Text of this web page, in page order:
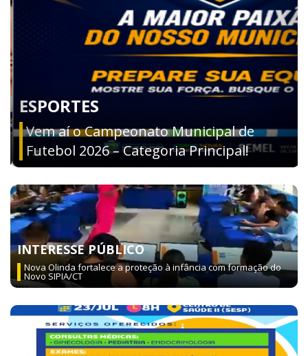
ESPORTES
Vem aí o Campeonato Municipal de
Futebol 2026 – Categoria Principal!
INTERESSE PÚBLICO
Nova Olinda fortalece a proteção à infância com formação do
Novo SIPIA/CT